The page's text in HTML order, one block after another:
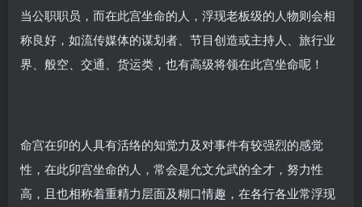
当公职职员，而在此宫坐命的人，浮现老板级的人物则会相
称良好，如流传媒体的谋划者、节目创造或主持人、旅行业
界、般空、交通、货运类，也有高级将领在此宫坐命呢！
命宫在卯的人具有活络的知觉力及对事件有较强烈的感觉
性，在此卯宫坐命的人，常会是允文允武的全才，努力性
高，且也相称着重精力层面及糊口情趣，在各行各业常浮现